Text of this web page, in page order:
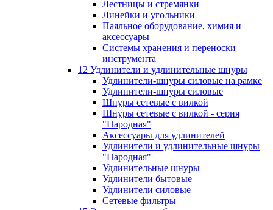
Лестницы и стремянки
Линейки и угольники
Паяльное оборудование, химия и
аксессуары
Системы хранения и переноски
инструмента
12 Удлинители и удлинительные шнуры
Удлинители-шнуры силовые на рамке
Удлинители-шнуры силовые
Шнуры сетевые с вилкой
Шнуры сетевые с вилкой - серия
"Народная"
Аксессуары для удлинителей
Удлинители и удлинительные шнуры
"Народная"
Удлинительные шнуры
Удлинители бытовые
Удлинители силовые
Сетевые фильтры